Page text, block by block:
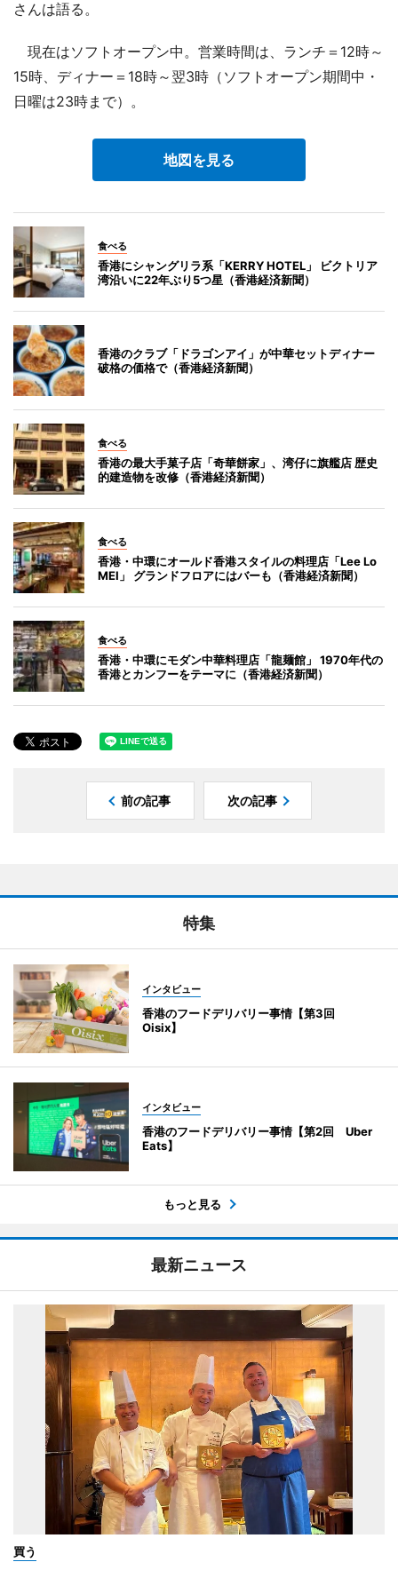
さんは語る。
現在はソフトオープン中。営業時間は、ランチ＝12時～
15時、ディナー＝18時～翌3時（ソフトオープン期間中・
日曜は23時まで）。
地図を見る
食べる
香港にシャングリラ系「KERRY HOTEL」 ビクトリア
湾沿いに22年ぶり5つ星（香港経済新聞）
香港のクラブ「ドラゴンアイ」が中華セットディナー
破格の価格で（香港経済新聞）
食べる
香港の最大手菓子店「奇華餅家」、湾仔に旗艦店 歴史
的建造物を改修（香港経済新聞）
食べる
香港・中環にオールド香港スタイルの料理店「Lee Lo
MEI」 グランドフロアにはバーも（香港経済新聞）
食べる
香港・中環にモダン中華料理店「龍麺館」 1970年代の
香港とカンフーをテーマに（香港経済新聞）
前の記事 次の記事
特集
インタビュー
香港のフードデリバリー事情【第3回
Oisix】
インタビュー
香港のフードデリバリー事情【第2回 Uber
Eats】
もっと見る
最新ニュース
買う